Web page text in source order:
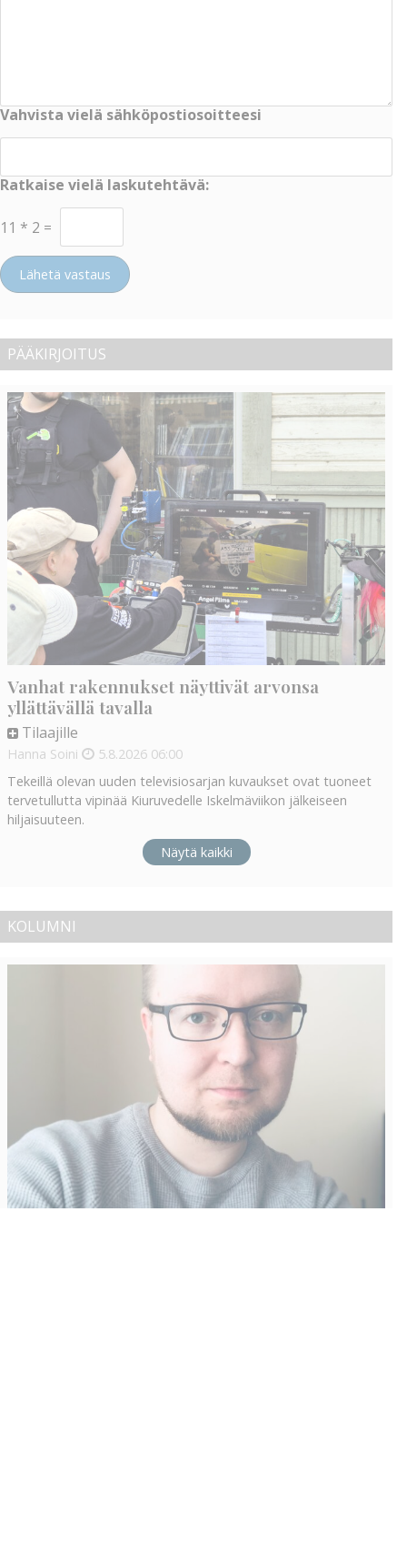
Vahvista vielä sähköpostiosoitteesi
Ratkaise vielä laskutehtävä:
11 * 2 =
Lähetä vastaus
PÄÄKIRJOITUS
Vanhat rakennukset näyttivät arvonsa
yllättävällä tavalla
Tilaajille
Hanna Soini 5.8.2026 06:00
Tekeillä olevan uuden televisiosarjan kuvaukset ovat tuoneet
tervetullutta vipinää Kiuruvedelle Iskelmäviikon jälkeiseen
hiljaisuuteen.
Näytä kaikki
KOLUMNI